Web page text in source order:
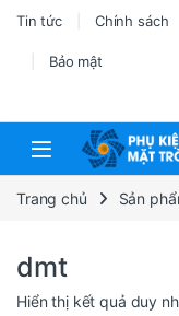
Tin tức Chính sách
Bảo mật
Trang chủ Sản
dmt
Hiển thị kết quả duy